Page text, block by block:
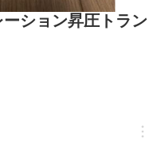
ション昇圧トラン